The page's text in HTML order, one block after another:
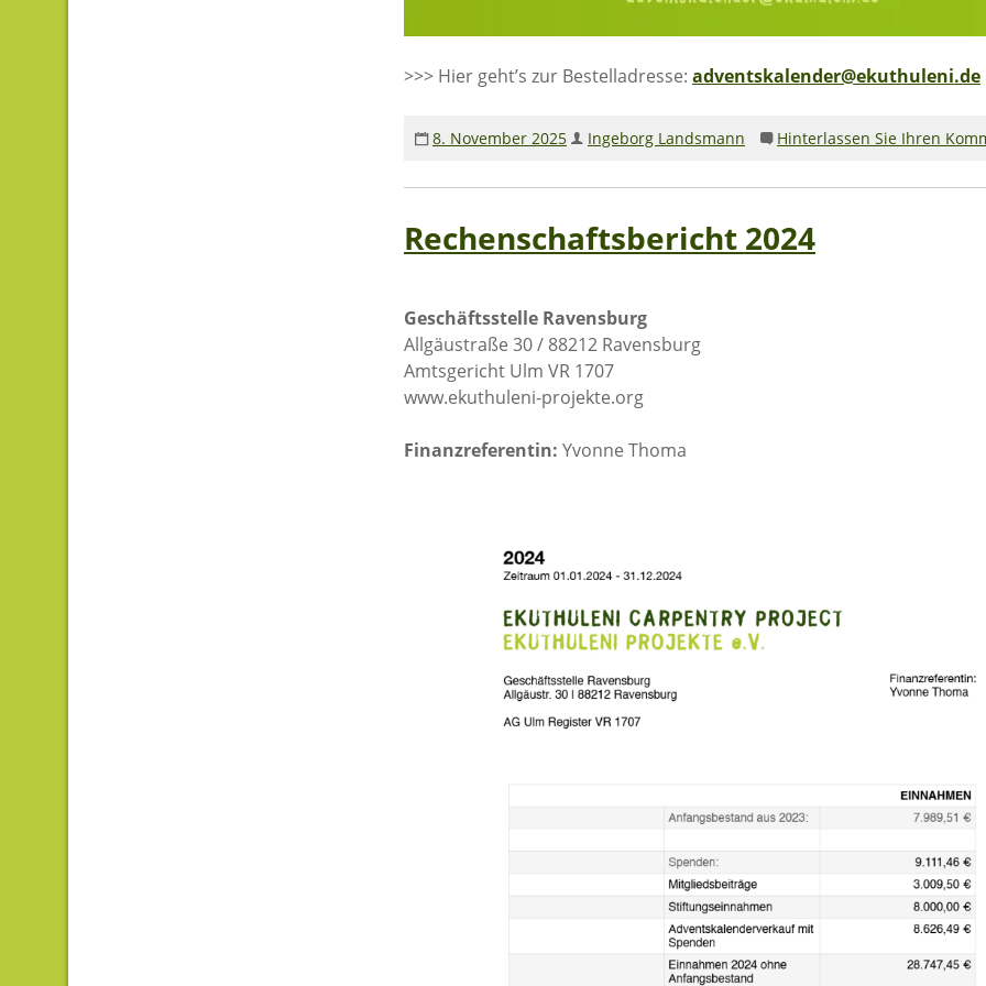
>>> Hier geht’s zur Bestelladresse: adventskalender@ekuthuleni.de
8. November 2025 Ingeborg Landsmann Hinterlassen Sie Ihren
Rechenschaftsbericht 2024
Geschäftsstelle Ravensburg
Allgäustraße 30 / 88212 Ravensburg
Amtsgericht Ulm VR 1707
www.ekuthuleni-projekte.org
Finanzreferentin: Yvonne Thoma